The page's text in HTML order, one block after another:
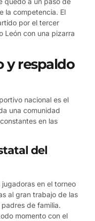
la competencia. El
por el tercer
León con una pizarra
y respaldo
nacional es el
una comunidad
en las
del
en el torneo
al gran trabajo de las
de familia.
momento con el